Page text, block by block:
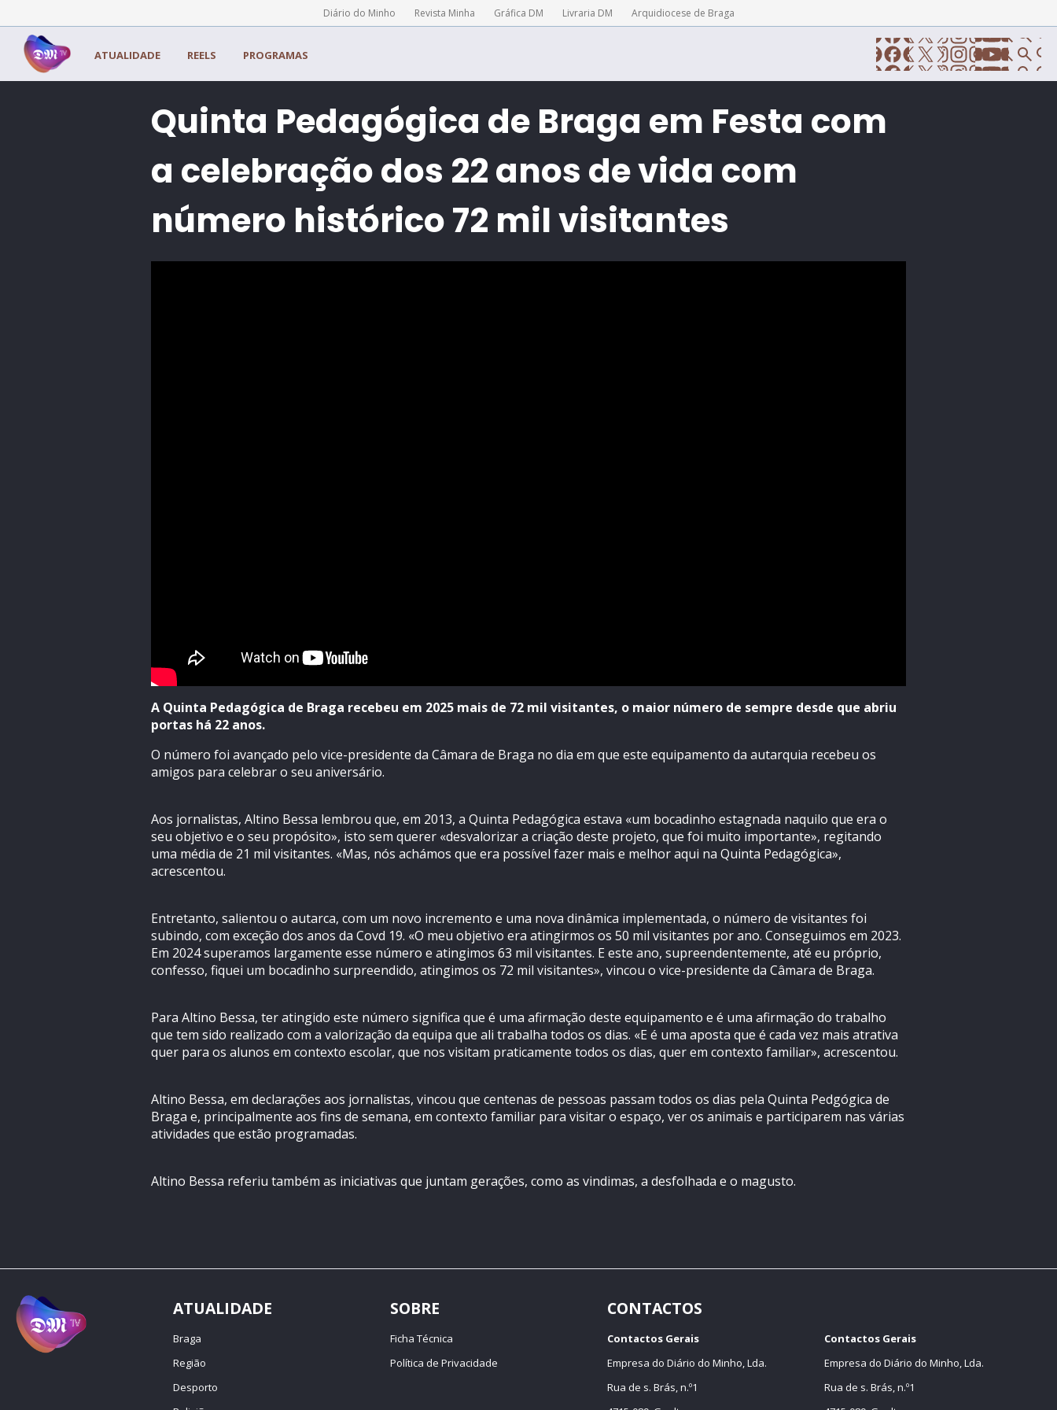
Diário do Minho Revista Minha Gráfica DM Livraria DM Arquidiocese de Braga
ATUALIDADE REELS PROGRAMAS
Quinta Pedagógica de Braga em Festa com
a celebração dos 22 anos de vida com
número histórico 72 mil visitantes
A Quinta Pedagógica de Braga recebeu em 2025 mais de 72 mil visitantes, o maior número de sempre desde que abriu
portas há 22 anos.
O número foi avançado pelo vice-presidente da Câmara de Braga no dia em que este equipamento da autarquia recebeu os
amigos para celebrar o seu aniversário.
Aos jornalistas, Altino Bessa lembrou que, em 2013, a Quinta Pedagógica estava «um bocadinho estagnada naquilo que era o
seu objetivo e o seu propósito», isto sem querer «desvalorizar a criação deste projeto, que foi muito importante», regitando
uma média de 21 mil visitantes. «Mas, nós achámos que era possível fazer mais e melhor aqui na Quinta Pedagógica»,
acrescentou.
Entretanto, salientou o autarca, com um novo incremento e uma nova dinâmica implementada, o número de visitantes foi
subindo, com exceção dos anos da Covd 19. «O meu objetivo era atingirmos os 50 mil visitantes por ano. Conseguimos em 2023.
Em 2024 superamos largamente esse número e atingimos 63 mil visitantes. E este ano, supreendentemente, até eu próprio,
confesso, fiquei um bocadinho surpreendido, atingimos os 72 mil visitantes», vincou o vice-presidente da Câmara de Braga.
Para Altino Bessa, ter atingido este número significa que é uma afirmação deste equipamento e é uma afirmação do trabalho
que tem sido realizado com a valorização da equipa que ali trabalha todos os dias. «E é uma aposta que é cada vez mais atrativa
quer para os alunos em contexto escolar, que nos visitam praticamente todos os dias, quer em contexto familiar», acrescentou.
Altino Bessa, em declarações aos jornalistas, vincou que centenas de pessoas passam todos os dias pela Quinta Pedgógica de
Braga e, principalmente aos fins de semana, em contexto familiar para visitar o espaço, ver os animais e participarem nas várias
atividades que estão programadas.
Altino Bessa referiu também as iniciativas que juntam gerações, como as vindimas, a desfolhada e o magusto.
ATUALIDADE
Braga
Região
Desporto
SOBRE
Ficha Técnica
Política de Privacidade
CONTACTOS
Contactos Gerais
Empresa do Diário do Minho, Lda.
Rua de s. Brás, n.º1
Contactos Gerais
Empresa do Diário do Minho, Lda.
Rua de s. Brás, n.º1